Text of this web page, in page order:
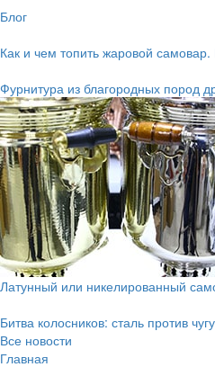
Блог
Как и чем топить жаровой
Фурнитура из благородных пород
Латунный или никелированный
Битва колосников: сталь против
Все новости
Главная